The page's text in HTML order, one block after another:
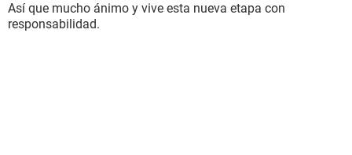
Así que mucho ánimo y vive esta nueva etapa con
responsabilidad.